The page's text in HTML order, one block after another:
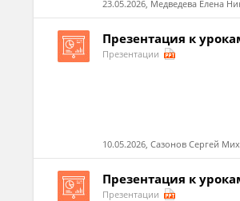
23.05.2026, Медведева Елена
Презентация к
Презентации
10.05.2026, Сазонов Сергей
Презентация к
Презентации